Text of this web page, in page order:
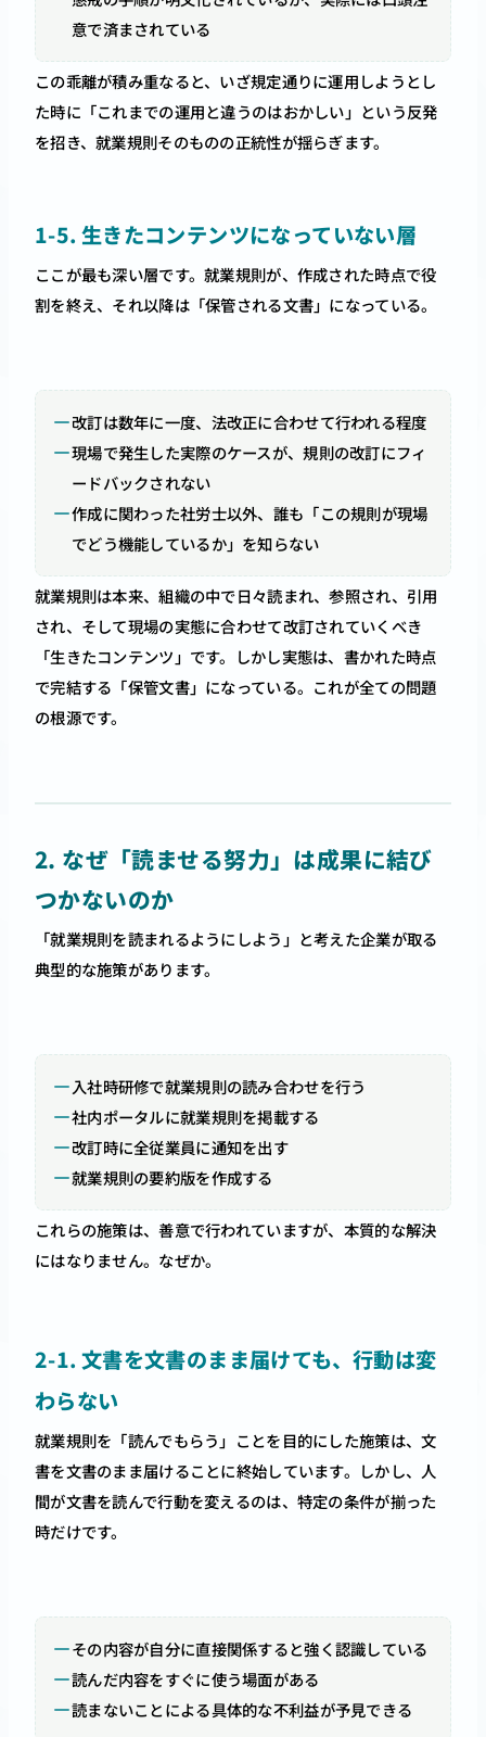
意で済まされている
この乖離が積み重なると、いざ規定通りに運用しようとし
た時に「これまでの運用と違うのはおかしい」という反発
を招き、就業規則そのものの正統性が揺らぎます。
1-5. 生きたコンテンツになっていない層
ここが最も深い層です。就業規則が、作成された時点で役
割を終え、それ以降は「保管される文書」になっている。
改訂は数年に一度、法改正に合わせて行われる程度
現場で発生した実際のケースが、規則の改訂にフィ
ードバックされない
作成に関わった社労士以外、誰も「この規則が現場
でどう機能しているか」を知らない
就業規則は本来、組織の中で日々読まれ、参照され、引用
され、そして現場の実態に合わせて改訂されていくべき
「生きたコンテンツ」です。しかし実態は、書かれた時点
で完結する「保管文書」になっている。これが全ての問題
の根源です。
2. なぜ「読ませる努力」は成果に結び
つかないのか
「就業規則を読まれるようにしよう」と考えた企業が取る
典型的な施策があります。
入社時研修で就業規則の読み合わせを行う
社内ポータルに就業規則を掲載する
改訂時に全従業員に通知を出す
就業規則の要約版を作成する
これらの施策は、善意で行われていますが、本質的な解決
にはなりません。なぜか。
2-1. 文書を文書のまま届けても、行動は変
わらない
就業規則を「読んでもらう」ことを目的にした施策は、文
書を文書のまま届けることに終始しています。しかし、人
間が文書を読んで行動を変えるのは、特定の条件が揃った
時だけです。
その内容が自分に直接関係すると強く認識している
読んだ内容をすぐに使う場面がある
読まないことによる具体的な不利益が予見できる